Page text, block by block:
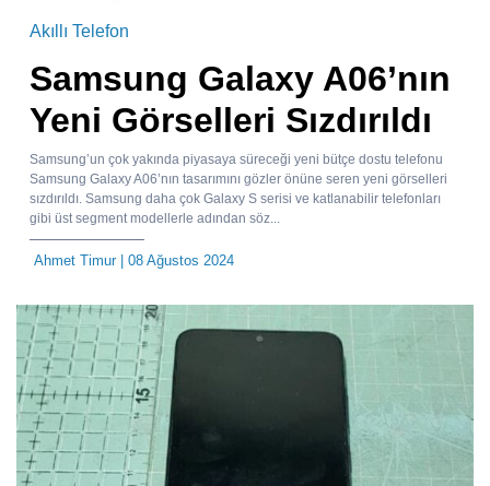
Akıllı Telefon
Samsung Galaxy A06’nın
Yeni Görselleri Sızdırıldı
Samsung’un çok yakında piyasaya süreceği yeni bütçe dostu telefonu
Samsung Galaxy A06’nın tasarımını gözler önüne seren yeni görselleri
sızdırıldı. Samsung daha çok Galaxy S serisi ve katlanabilir telefonları
gibi üst segment modellerle adından söz...
Ahmet Timur| 08 Ağustos 2024